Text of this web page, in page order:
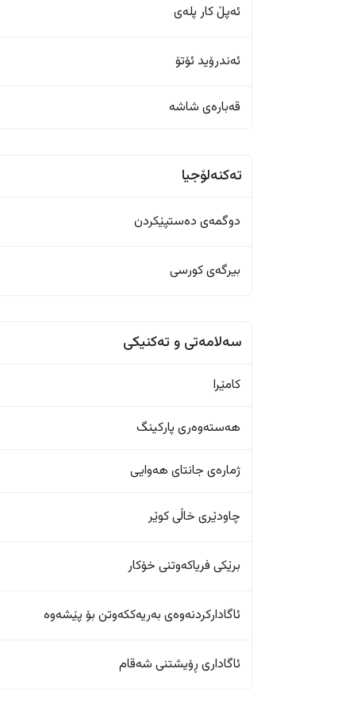
ئەپڵ کار پلەی
ئەندرۆید ئۆتۆ
قەبارەی شاشە
تەکنەلۆجیا
دوگمەی دەستپێکردن
بیرگەی کورسی
سەلامەتی و تەکنیکی
کامێرا
هەستەوەری پارکینگ
ژمارەی جانتای هەوایی
چاودێری خاڵی کوێر
برێکی فریاکەوتنی خۆکار
ئاگادارکردنەوەی بەریەککەوتن بۆ پێشەوە
ئاگاداری ڕۆیشتنی شەقام